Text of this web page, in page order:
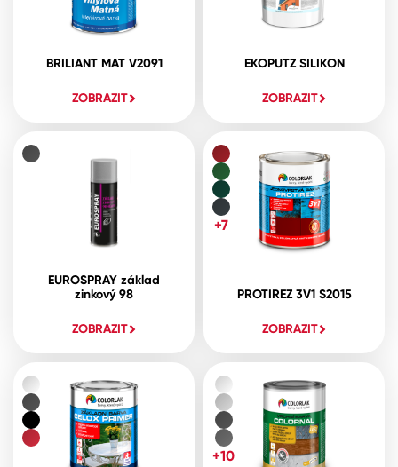
BRILIANT MAT V2091
ZOBRAZIT
EKOPUTZ SILIKON
ZOBRAZIT
EUROSPRAY základ
zinkový 98
ZOBRAZIT
PROTIREZ 3V1 S2015
ZOBRAZIT
+7
+10